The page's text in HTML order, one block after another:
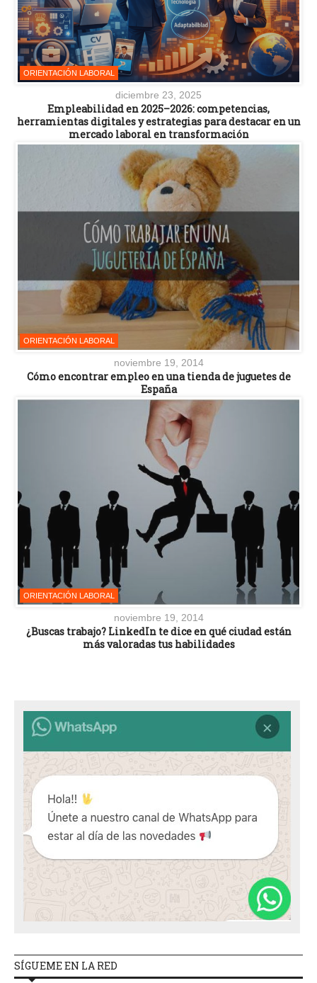
ORIENTACIÓN LABORAL
diciembre 23, 2025
Empleabilidad en 2025–2026: competencias,
herramientas digitales y estrategias para destacar en un
mercado laboral en transformación
ORIENTACIÓN LABORAL
noviembre 19, 2014
Cómo encontrar empleo en una tienda de juguetes de
España
ORIENTACIÓN LABORAL
noviembre 19, 2014
¿Buscas trabajo? LinkedIn te dice en qué ciudad están
más valoradas tus habilidades
SÍGUEME EN LA RED